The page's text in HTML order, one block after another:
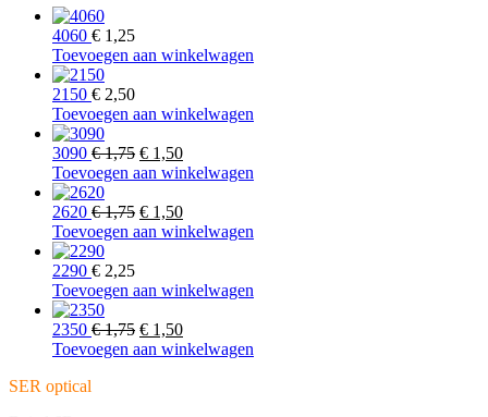
4060 € 1,25
Toevoegen aan winkelwagen
2150 € 2,50
Toevoegen aan winkelwagen
3090 €1,75 Oorspronkelijke
prijs
€ 1,75.
€ 1,50Huidige
prijs
€ 1,50.
Toevoegen aan winkelwagen
2620 €1,75 Oorspronkelijke
prijs
€ 1,50Huidige
prijs
Toevoegen aan winkelwagen
2290 € 2,25
Toevoegen aan winkelwagen
2350 €1,75 Oorspronkelijke
prijs
€ 1,50Huidige
prijs
Toevoegen aan winkelwagen
SER optical